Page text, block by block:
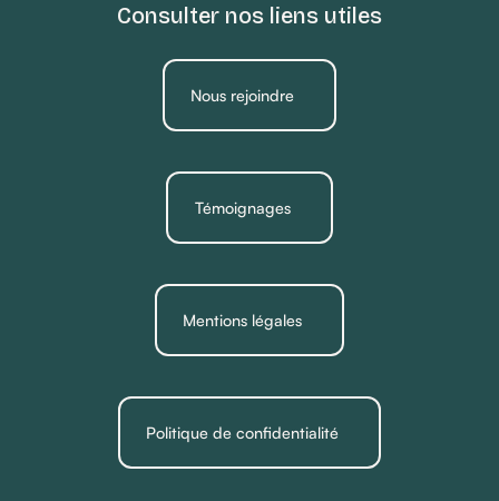
Consulter nos liens utiles
Nous rejoindre
Témoignages
Mentions légales
Politique de confidentialité